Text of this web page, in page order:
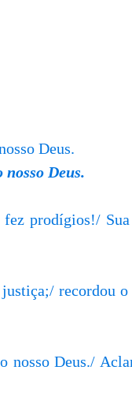
Deus.
Deus.
prodígios!/
recordou
nosso Deus./